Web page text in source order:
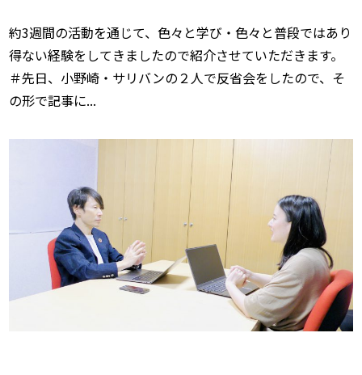
約3週間の活動を通じて、色々と学び・色々と普段ではあり
得ない経験をしてきましたので紹介させていただきます。
＃先日、小野崎・サリバンの２人で反省会をしたので、そ
の形で記事に...